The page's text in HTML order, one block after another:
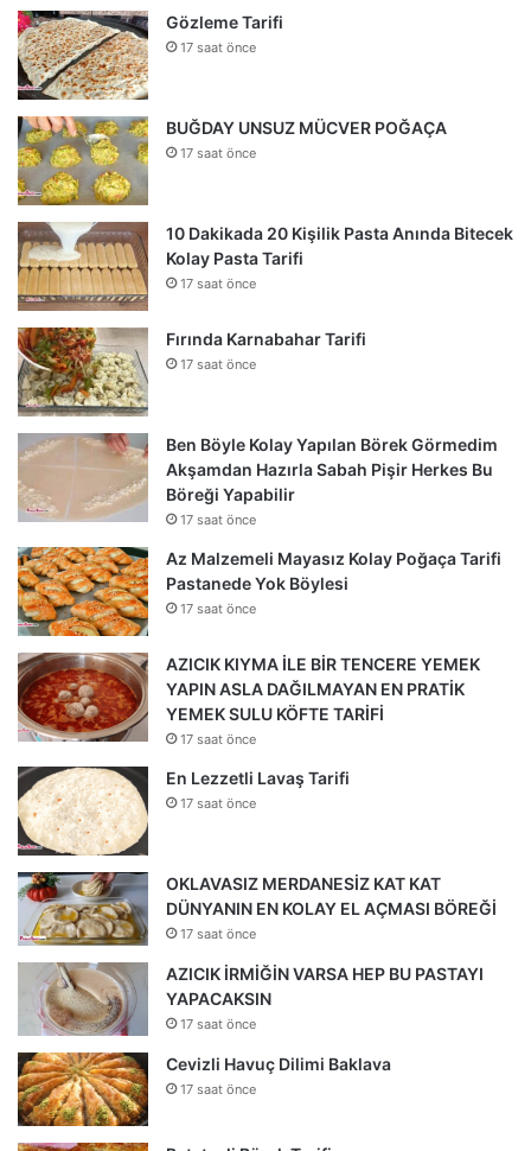
Gözleme Tarifi
17 saat önce
BUĞDAY UNSUZ MÜCVER POĞAÇA
17 saat önce
10 Dakikada 20 Kişilik Pasta Anında Bitecek
Kolay Pasta Tarifi
17 saat önce
Fırında Karnabahar Tarifi
17 saat önce
Ben Böyle Kolay Yapılan Börek Görmedim
Akşamdan Hazırla Sabah Pişir Herkes Bu
Böreği Yapabilir
17 saat önce
Az Malzemeli Mayasız Kolay Poğaça Tarifi
Pastanede Yok Böylesi
17 saat önce
AZICIK KIYMA İLE BİR TENCERE YEMEK
YAPIN ASLA DAĞILMAYAN EN PRATİK
YEMEK SULU KÖFTE TARİFİ
17 saat önce
En Lezzetli Lavaş Tarifi
17 saat önce
OKLAVASIZ MERDANESİZ KAT KAT
DÜNYANIN EN KOLAY EL AÇMASI BÖREĞİ
17 saat önce
AZICIK İRMİĞİN VARSA HEP BU PASTAYI
YAPACAKSIN
17 saat önce
Cevizli Havuç Dilimi Baklava
17 saat önce